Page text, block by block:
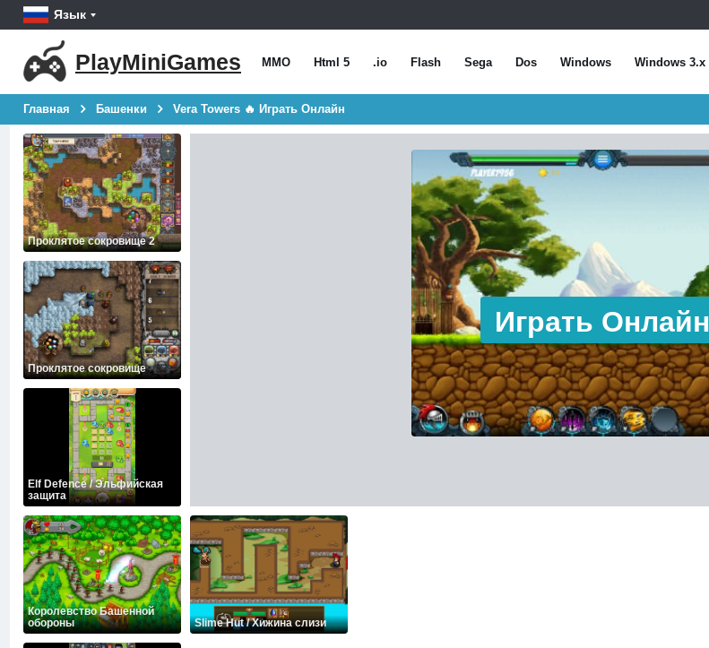
Язык
PlayMiniGames MMO Html 5 .io Flash Sega Dos Windows Windows 3.x
Главная Башенки Vera Towers 🔥 Играть Онлайн
Проклятое сокровище 2
Проклятое сокровище
Elf Defence / Эльфийская
защита
Королевство Башенной
обороны
Играть Онлайн
Slime Hut / Хижина слизи